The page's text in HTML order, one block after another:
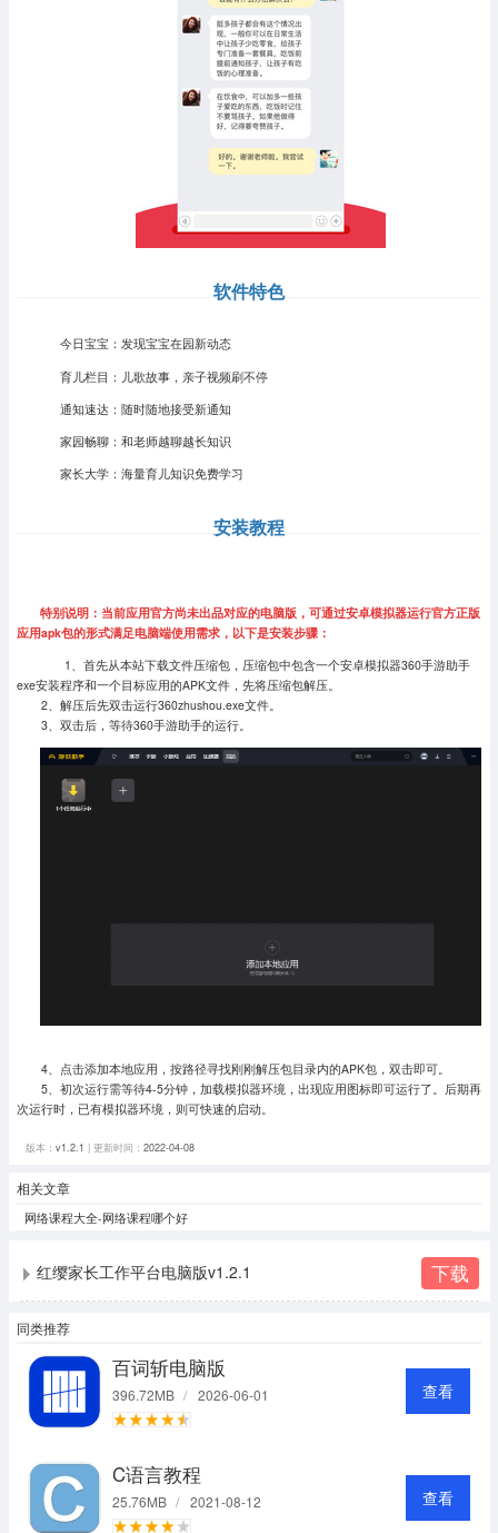
软件特色
今日宝宝：发现宝宝在园新动态
育儿栏目：儿歌故事，亲子视频刷不停
通知速达：随时随地接受新通知
家园畅聊：和老师越聊越长知识
家长大学：海量育儿知识免费学习
安装教程
特别说明：当前应用官方尚未出品对应的电脑版，可通过安卓模拟器运行官方正版
应用apk包的形式满足电脑端使用需求，以下是安装步骤：
1、首先从本站下载文件压缩包，压缩包中包含一个安卓模拟器360手游助手
exe安装程序和一个目标应用的APK文件，先将压缩包解压。
2、解压后先双击运行360zhushou.exe文件。
3、双击后，等待360手游助手的运行。
4、点击添加本地应用，按路径寻找刚刚解压包目录内的APK包，双击即可。
5、初次运行需等待4-5分钟，加载模拟器环境，出现应用图标即可运行了。
后期再
次运行时，已有模拟器环境，则可快速的启动。
版本： v1.2.1 | 更新时间： 2022-04-08
相关文章
网络课程大全-网络课程哪个好
红缨家长工作平台电脑版v1.2.1 下载
同类推荐
百词斩电脑版
396.72MB / 2026-06-01 查看
C语言教程
25.76MB / 2021-08-12 查看